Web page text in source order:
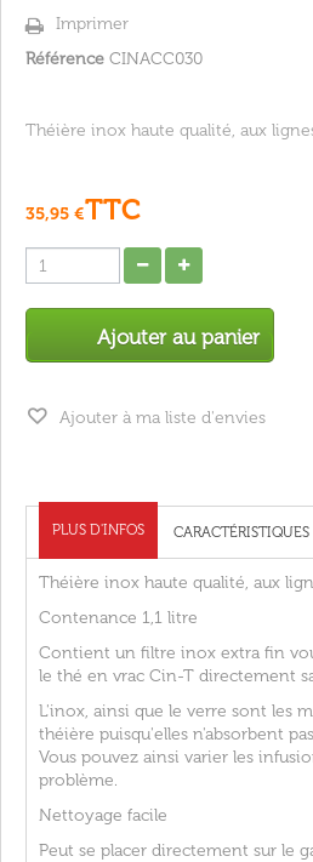
Imprimer
Référence CINACC030
Théière inox haute qualité, aux
35,95 €TTC
Ajouter au panier
Ajouter à ma liste d'envies
PLUS D'INFOS CARACTÉRISTIQUES
Théière inox haute qualité, aux
Contenance 1,1 litre
Contient un filtre inox extra fin
le thé en vrac Cin-T directement
L'inox, ainsi que le verre sont les
théière puisqu'elles n'absorbent
Vous pouvez ainsi varier les
problème.
Nettoyage facile
Peut se placer directement sur le